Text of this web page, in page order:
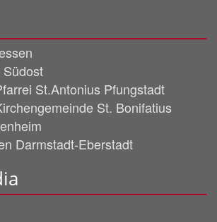
Südost
St.Antonius Pfungstadt
St. Bonifatius
Darmstadt-Eberstadt